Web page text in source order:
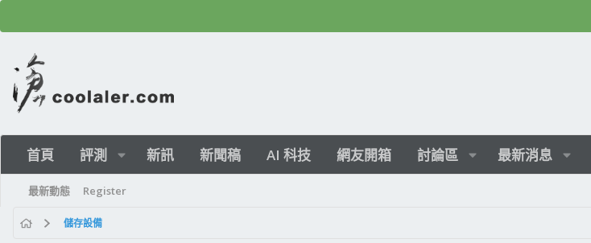
首頁 評測 新訊 新聞稿 AI 科技 網友開箱 討論區 最新消息
最新動態 Register
儲存設備